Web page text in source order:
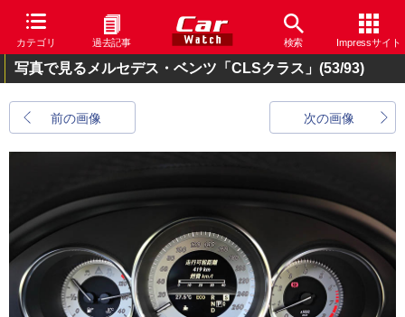
カテゴリ 過去記事 検索 Impressサイト
写真で見るメルセデス・ベンツ「CLSクラス」 (53/93)
前の画像 次の画像